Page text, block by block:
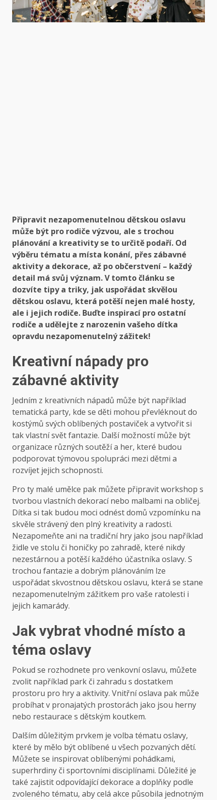
Připravit nezapomenutelnou dětskou oslavu
může být pro rodiče výzvou, ale s trochou
plánování a kreativity se to určitě podaří. Od
výběru tématu a místa konání, přes zábavné
aktivity a dekorace, až po občerstvení – každý
detail má svůj význam. V tomto článku se
dozvíte tipy a triky, jak uspořádat skvělou
dětskou oslavu, která potěší nejen malé hosty,
ale i jejich rodiče. Buďte inspirací pro ostatní
rodiče a udělejte z narozenin vašeho dítka
opravdu nezapomenutelný zážitek!
Kreativní nápady pro
zábavné aktivity
Jedním z kreativních nápadů může být například
tematická party, kde se děti mohou převléknout do
kostýmů svých oblíbených postaviček a vytvořit si
tak vlastní svět fantazie. Další možností může být
organizace různých soutěží a her, které budou
podporovat týmovou spolupráci mezi dětmi a
rozvíjet jejich schopnosti.
Pro ty malé umělce pak můžete připravit workshop s
tvorbou vlastních dekorací nebo malbami na obličej.
Dítka si tak budou moci odnést domů vzpomínku na
skvěle strávený den plný kreativity a radosti.
Nezapomeňte ani na tradiční hry jako jsou například
židle ve stolu či honičky po zahradě, které nikdy
nezestárnou a potěší každého účastníka oslavy. S
trochou fantazie a dobrým plánováním lze
uspořádat skvostnou dětskou oslavu, která se stane
nezapomenutelným zážitkem pro vaše ratolesti i
jejich kamarády.
Jak vybrat vhodné místo a
téma oslavy
Pokud se rozhodnete pro venkovní oslavu, můžete
zvolit například park či zahradu s dostatkem
prostoru pro hry a aktivity. Vnitřní oslava pak může
probíhat v pronajatých prostorách jako jsou herny
nebo restaurace s dětským koutkem.
Dalším důležitým prvkem je volba tématu oslavy,
které by mělo být oblíbené u všech pozvaných dětí.
Můžete se inspirovat oblíbenými pohádkami,
superhrdiny či sportovními disciplínami. Důležité je
také zajistit odpovídající dekorace a doplňky podle
zvoleného tématu, aby celá akce působila jednotným